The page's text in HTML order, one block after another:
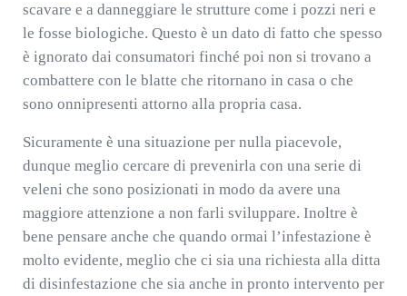
scavare e a danneggiare le strutture come i pozzi neri e
le fosse biologiche. Questo è un dato di fatto che spesso
è ignorato dai consumatori finché poi non si trovano a
combattere con le blatte che ritornano in casa o che
sono onnipresenti attorno alla propria casa.
Sicuramente è una situazione per nulla piacevole,
dunque meglio cercare di prevenirla con una serie di
veleni che sono posizionati in modo da avere una
maggiore attenzione a non farli sviluppare. Inoltre è
bene pensare anche che quando ormai l’infestazione è
molto evidente, meglio che ci sia una richiesta alla ditta
di disinfestazione che sia anche in pronto intervento per